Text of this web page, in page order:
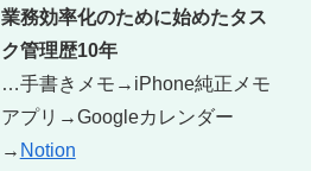
業務効率化のために始めたタス
ク管理歴10年
…手書きメモ→iPhone純正メモ
アプリ→Googleカレンダー
→ Notion